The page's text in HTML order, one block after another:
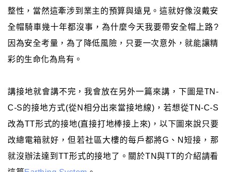
整性，當然這牽涉到業主的預算與遠見。這就好像沒戴安
全帽騎車幾十年都沒事，為什麼今天我要帶安全帽上路?
因為安全考量，為了降低風險，只要一次意外，就能讓精
彩的生命化為烏有。
講接地就會講不完，我會放在另外一篇來講，下圖是TN-
C-S的接地方式(從N相分出來當接地線)，若想從TN-C-S
改為TT形式的接地(直接打地棒接上來)，以下圖來說只要
改總電箱就好，但若社區大樓的每戶都將G、N短接，那
就沒辦法達到TT形式的接地了。關於TN與TT的介紹請看